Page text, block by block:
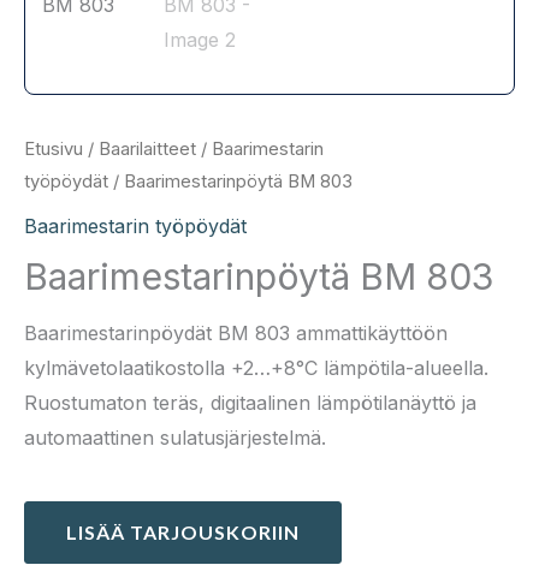
Etusivu / Baarilaitteet / Baarimestarin
työpöydät / Baarimestarinpöytä BM 803
Baarimestarin työpöydät
Baarimestarinpöytä BM 803
Baarimestarinpöydät BM 803 ammattikäyttöön
kylmävetolaatikostolla +2…+8°C lämpötila-alueella.
Ruostumaton teräs, digitaalinen lämpötilanäyttö ja
automaattinen sulatusjärjestelmä.
LISÄÄ TARJOUSKORIIN